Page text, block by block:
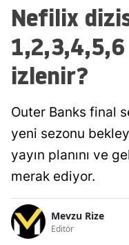
Nefilix
izlenir?
Outer Banks final
yeni sezonu
yayın planını ve
merak ediyor.
Mevzu Rize
Editör